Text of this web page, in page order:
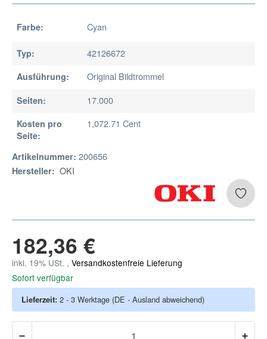
Farbe: Cyan
Typ: 42126672
Ausführung: Original Bildtrommel
Seiten: 17.000
Kosten pro
Seite:
1,072.71 Cent
Artikelnummer: 200656
Hersteller: OKI
182,36 €
inkl. 19% USt. , Versandkostenfreie Lieferung
Sofort verfügbar
Lieferzeit: 2 - 3 Werktage (DE - Ausland abweichend)